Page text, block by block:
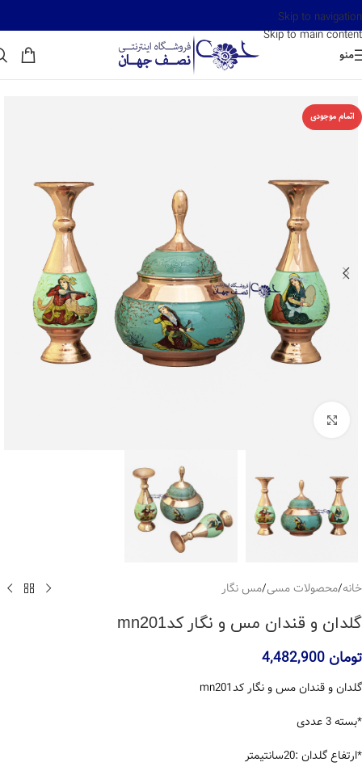
Skip to navigation
Skip to main content
منو
اتمام موجودی
خانه/محصولات مسی/مس نگار
گلدان و قندان مس و نگار کدmn201
تومان
گلدان و قندان مس و نگار کدmn201
*بسته 3 عددی
*ارتفاع گلدان :20سانتیمتر